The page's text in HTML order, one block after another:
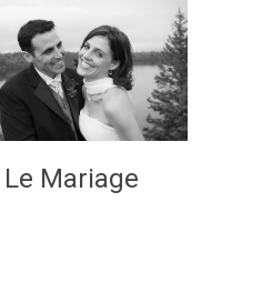
Le Mariage